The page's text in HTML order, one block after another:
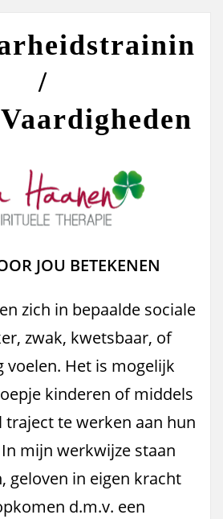
/
JOU BETEKENEN
zich in bepaalde sociale
zwak, kwetsbaar, of
Het is mogelijk
kinderen of middels
traject te werken aan hun
mijn werkwijze staan
geloven in eigen kracht
d.m.v. een